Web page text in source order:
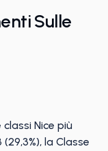
Sulle
Nice più
la Classe